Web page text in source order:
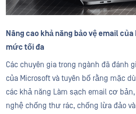
Nâng cao khả năng bảo vệ email
mức tối đa
Các chuyên gia trong ngành đã đánh
của Microsoft và tuyên bố rằng mặc
các khả năng Làm sạch email cơ
nghệ chống thư rác, chống lừa đảo